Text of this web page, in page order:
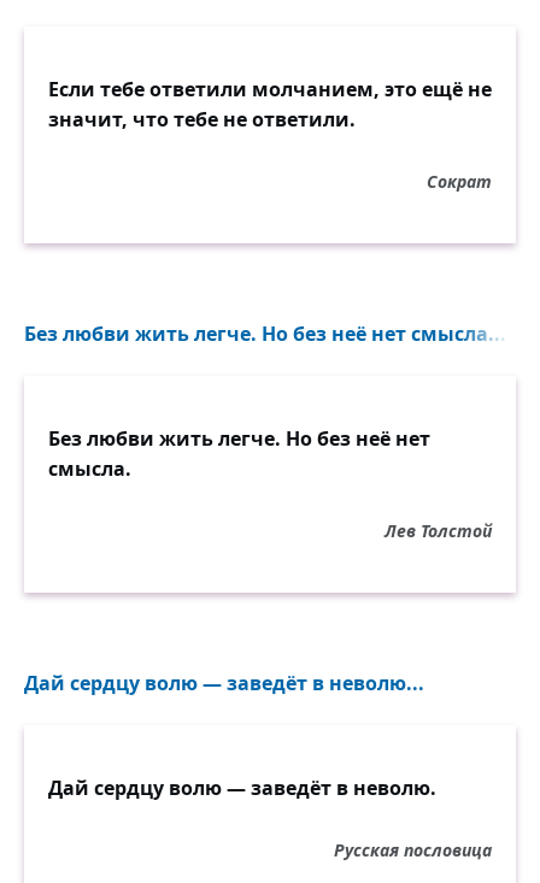
Если тебе ответили молчанием, это ещё не
значит, что тебе не ответили.
Сократ
Без любви жить легче. Но без неё нет смысла...
Без любви жить легче. Но без неё нет
смысла.
Лев Толстой
Дай сердцу волю — заведёт в неволю...
Дай сердцу волю — заведёт в неволю.
Русская пословица